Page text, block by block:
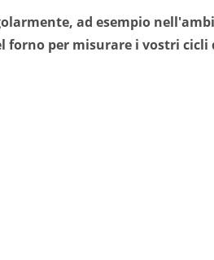
ad esempio
per misurare i vostri